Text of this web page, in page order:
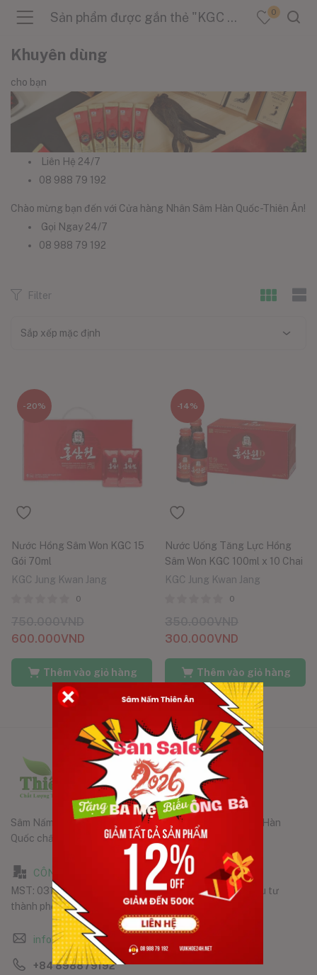
(Sản Phẩm )
(Danh Mục )
(Tin Tức )
Sản phẩm được gắn thẻ "KGC Chính Hãng" 0
Khuyên dùng
cho bạn
Liên Hệ 24/7
08 988 79 192
Chào mừng bạn đến với Cửa hàng Nhân Sâm Hàn Quốc-Thiên Ân!
Gọi Ngay 24/7
08 988 79 192
Filter
Sắp xếp mặc định
-20%
Nước Hồng Sâm Won KGC 15
Gói 70ml
KGC Jung Kwan Jang
0
600.000VND
Thêm vào giỏ hàng
-14%
Nước Uống Tăng Lực Hồng
Sâm Won KGC 100ml x 10 Chai
KGC Jung Kwan Jang
0
300.000VND
Thêm vào giỏ hàng
Sâm Nấm Thiên Ân phân phối các sản phẩm chính hãng Hàn
Quốc chất lượng tốt nhất đến tay người tiêu dùng.
CÔNG TY TNHH SÂM NẤM THIÊN ÂN
MST: 0316323102, do Phòng ĐKKD Sở Kế hoạch và Đầu tư
thành phố Hồ Chí Minh, cấp ngày 15/06/2020
info@samnamthienan.com
+84 898879192